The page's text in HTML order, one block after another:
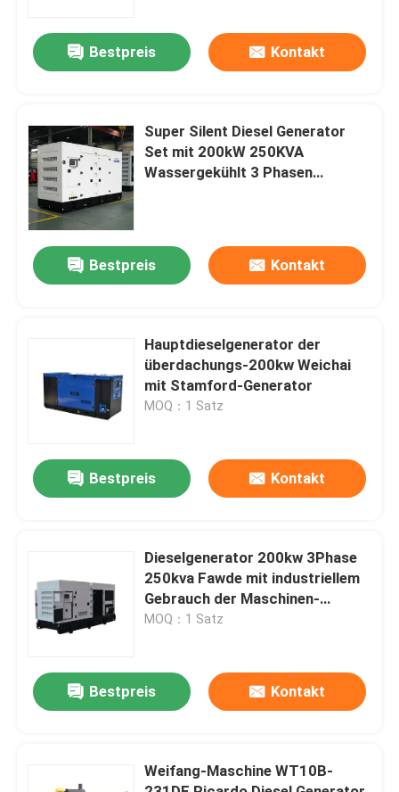
Haus
Videos
Fabrik-Ausflug
Qualitätskontrolle
Fordern Sie ein Zitat
Cummins-Dieselgeneratoren
Dieselgenerator Fawde
Bestpreis Kontakt
Super Silent Diesel Generator
Set mit 200kW 250KVA
Wassergekühlt 3 Phasen
Bestpreis Kontakt
Hauptdieselgenerator der
überdachungs-200kw Weichai
mit Stamford-Generator
MOQ：1 Satz
Bestpreis Kontakt
Dieselgenerator 200kw 3Phase
250kva Fawde mit industriellem
Gebrauch der Maschinen-
CA6DL2-30D
MOQ：1 Satz
Bestpreis Kontakt
Weifang-Maschine WT10B-